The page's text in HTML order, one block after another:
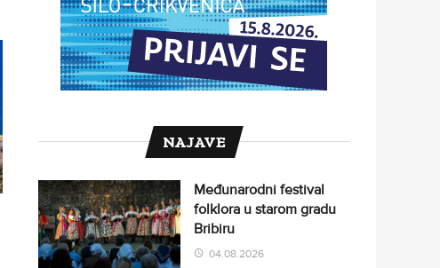
NAJAVE
Međunarodni festival
folklora u starom gradu
Bribiru
04.08.2026